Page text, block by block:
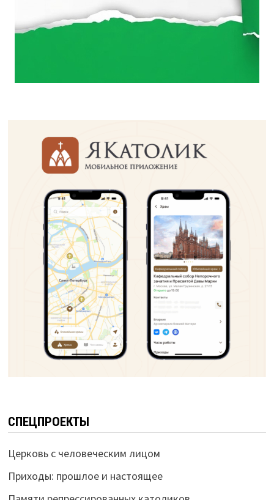
СПЕЦПРОЕКТЫ
Церковь с человеческим лицом
Приходы: прошлое и настоящее